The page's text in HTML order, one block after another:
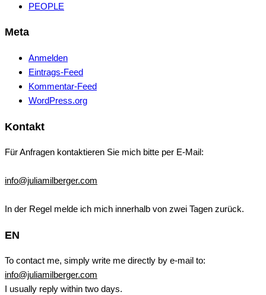
PEOPLE
Meta
Anmelden
Eintrags-Feed
Kommentar-Feed
WordPress.org
Kontakt
Für Anfragen kontaktieren Sie mich bitte per E-Mail:
info@juliamilberger.com
In der Regel melde ich mich innerhalb von zwei Tagen zurück.
EN
To contact me, simply write me directly by e-mail to:
info@juliamilberger.com
I usually reply within two days.